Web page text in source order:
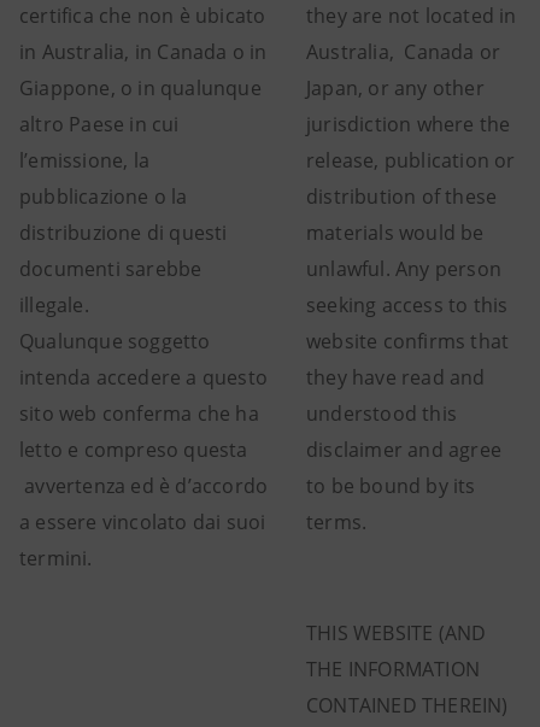
certifica che non è ubicato
in Australia, in Canada o in
Giappone, o in qualunque
altro Paese in cui
l’emissione, la
pubblicazione o la
distribuzione di questi
documenti sarebbe
illegale.
Qualunque soggetto
intenda accedere a questo
sito web conferma che ha
letto e compreso questa
avvertenza ed è d’accordo
a essere vincolato dai suoi
termini.
they are not located in
Australia, Canada or
Japan, or any other
jurisdiction where the
release, publication or
distribution of these
materials would be
unlawful. Any person
seeking access to this
website confirms that
they have read and
understood this
disclaimer and agree
to be bound by its
terms.
THIS WEBSITE (AND
THE INFORMATION
CONTAINED THEREIN)